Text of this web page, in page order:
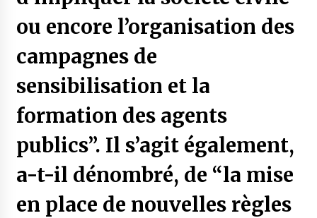
ou encore l’organisation des
campagnes de
sensibilisation et la
formation des agents
publics”. Il s’agit également,
a-t-il dénombré, de “la mise
en place de nouvelles règles